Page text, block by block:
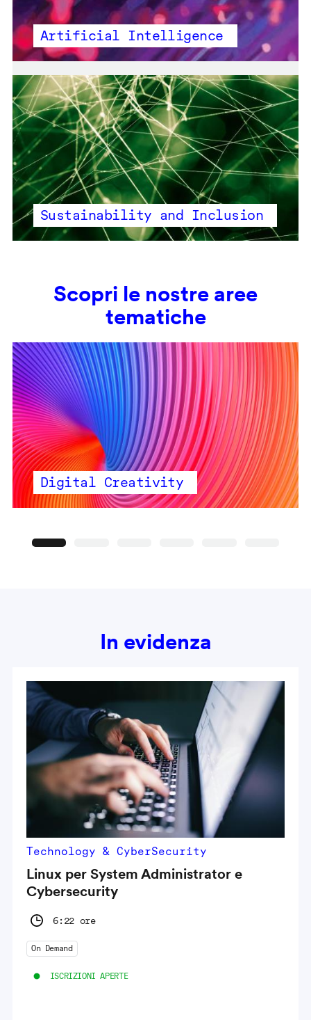
Artificial Intelligence
Sustainability and Inclusion
Scopri le nostre aree
tematiche
Digital Creativity
In evidenza
Technology & CyberSecurity
Linux per System Administrator e
Cybersecurity
6:22 ore
On Demand
ISCRIZIONI APERTE